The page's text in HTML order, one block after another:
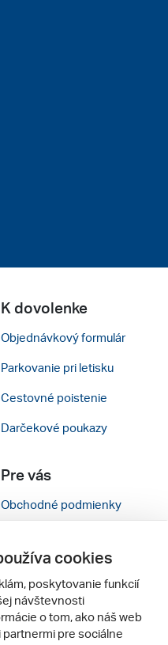
K dovolenke
Objednávkový formulár
Parkovanie pri letisku
Cestovné poistenie
Darčekové poukazy
Pre vás
Obchodné podmienky
Nastavenie cookies
Mobilná verzia webu
cookies
poskytovanie funkcií
návštevnosti
o tom, ako náš web
pre sociálne